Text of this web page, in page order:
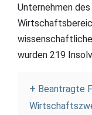
Unternehmen
wurden 219
Beantragte